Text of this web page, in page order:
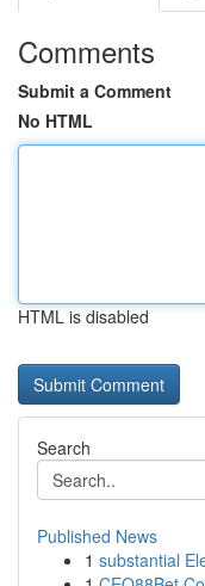
Comments
Submit a Comment
No HTML
HTML is disabled
Search
Published News
1 substantial